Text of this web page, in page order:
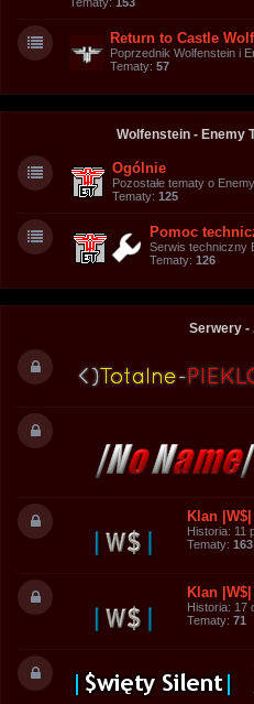
Return to Castle
Poprzednik Wolfenstein i
Tematy: 57
Wolfenstein - Enemy
Ogólnie
Pozostałe tematy o
Tematy: 125
Pomoc
Serwis techniczny
Tematy: 126
Serwery -
Klan
Historia: 11
Tematy: 163
Klan
Historia: 17
Tematy: 71